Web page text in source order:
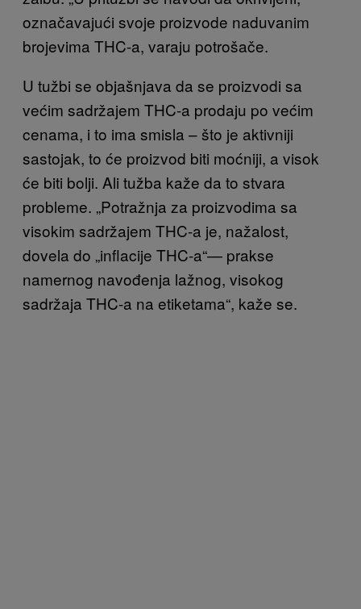
označavajući svoje proizvode naduvanim
brojevima THC-a, varaju potrošače.
U tužbi se objašnjava da se proizvodi sa
većim sadržajem THC-a prodaju po većim
cenama, i to ima smisla – što je aktivniji
sastojak, to će proizvod biti moćniji, a visok
će biti bolji. Ali tužba kaže da to stvara
probleme. „Potražnja za proizvodima sa
visokim sadržajem THC-a je, nažalost,
dovela do „inflacije THC-a“— prakse
namernog navođenja lažnog, visokog
sadržaja THC-a na etiketama“, kaže se.